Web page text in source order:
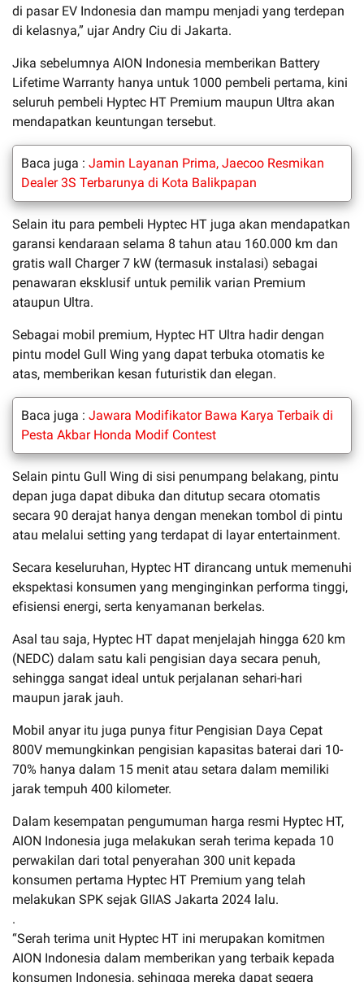
di pasar EV Indonesia dan mampu menjadi yang terdepan
di kelasnya,” ujar Andry Ciu di Jakarta.
Jika sebelumnya AION Indonesia memberikan Battery
Lifetime Warranty hanya untuk 1000 pembeli pertama, kini
seluruh pembeli Hyptec HT Premium maupun Ultra akan
mendapatkan keuntungan tersebut.
Baca juga : Jamin Layanan Prima, Jaecoo Resmikan
Dealer 3S Terbarunya di Kota Balikpapan
Selain itu para pembeli Hyptec HT juga akan mendapatkan
garansi kendaraan selama 8 tahun atau 160.000 km dan
gratis wall Charger 7 kW (termasuk instalasi) sebagai
penawaran eksklusif untuk pemilik varian Premium
ataupun Ultra.
Sebagai mobil premium, Hyptec HT Ultra hadir dengan
pintu model Gull Wing yang dapat terbuka otomatis ke
atas, memberikan kesan futuristik dan elegan.
Baca juga : Jawara Modifikator Bawa Karya Terbaik di
Pesta Akbar Honda Modif Contest
Selain pintu Gull Wing di sisi penumpang belakang, pintu
depan juga dapat dibuka dan ditutup secara otomatis
secara 90 derajat hanya dengan menekan tombol di pintu
atau melalui setting yang terdapat di layar entertainment.
Secara keseluruhan, Hyptec HT dirancang untuk memenuhi
ekspektasi konsumen yang menginginkan performa tinggi,
efisiensi energi, serta kenyamanan berkelas.
Asal tau saja, Hyptec HT dapat menjelajah hingga 620 km
(NEDC) dalam satu kali pengisian daya secara penuh,
sehingga sangat ideal untuk perjalanan sehari-hari
maupun jarak jauh.
Mobil anyar itu juga punya fitur Pengisian Daya Cepat
800V memungkinkan pengisian kapasitas baterai dari 10-
70% hanya dalam 15 menit atau setara dalam memiliki
jarak tempuh 400 kilometer.
Dalam kesempatan pengumuman harga resmi Hyptec HT,
AION Indonesia juga melakukan serah terima kepada 10
perwakilan dari total penyerahan 300 unit kepada
konsumen pertama Hyptec HT Premium yang telah
melakukan SPK sejak GIIAS Jakarta 2024 lalu.
.
“Serah terima unit Hyptec HT ini merupakan komitmen
AION Indonesia dalam memberikan yang terbaik kepada
konsumen Indonesia, sehingga mereka dapat segera